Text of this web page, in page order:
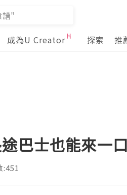
成為U Creator 探索 推
巴士也能來一
:451